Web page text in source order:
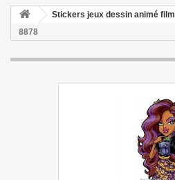
Stickers jeux dessin animé film
8878